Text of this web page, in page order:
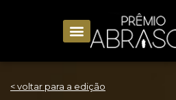
< voltar para a edição